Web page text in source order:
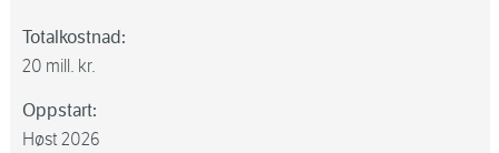
Totalkostnad:
20 mill. kr.
Oppstart:
Høst 2026